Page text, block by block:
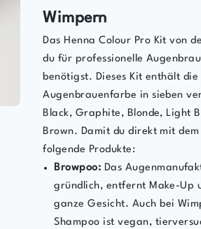
Wimpern
Das Henna Colour Pro Kit von
du für professionelle
benötigst. Dieses Kit enthält
Augenbrauenfarbe in sieben
Black, Graphite, Blonde, Light
Brown. Damit du direkt mit
folgende Produkte:
Browpoo: Das
gründlich, entfernt Make-Up
ganze Gesicht. Auch bei
Shampoo ist vegan,